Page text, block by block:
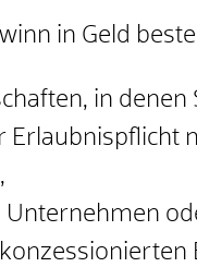
in Geld
in
Erlaubnispflicht
Unternehmen